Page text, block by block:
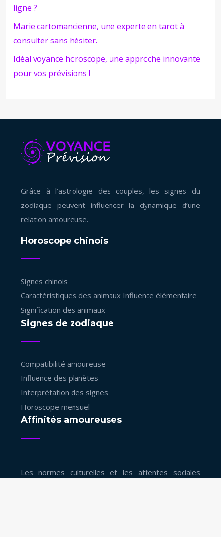
ligne ?
Marie cartomancienne, une experte en tarot à
consulter sans hésiter.
Idéal voyance horoscope, une approche innovante
pour vos prévisions !
Grâce à l’astrologie des couples, les signes du
zodiaque peuvent influencer la dynamique d’une
relation amoureuse.
Horoscope chinois
Signes chinois
Caractéristiques des animaux Influence élémentaire
Signification des animaux
Signes de zodiaque
Compatibilité amoureuse
Influence des planètes
Interprétation des signes
Horoscope mensuel
Affinités amoureuses
Les normes culturelles et les attentes sociales